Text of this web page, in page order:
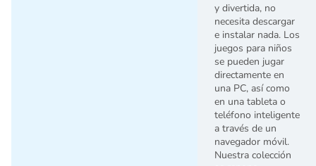
y divertida, no
necesita descargar
e instalar nada. Los
juegos para niños
se pueden jugar
directamente en
una PC, así como
en una tableta o
teléfono inteligente
a través de un
navegador móvil.
Nuestra colección